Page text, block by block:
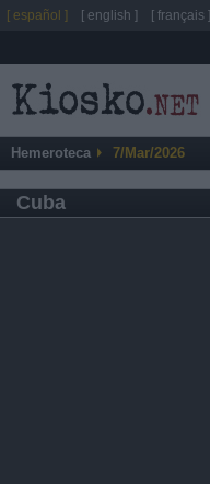
Hemeroteca 7/Mar/2026
Cuba
[ español ] [ english ] [ français ]